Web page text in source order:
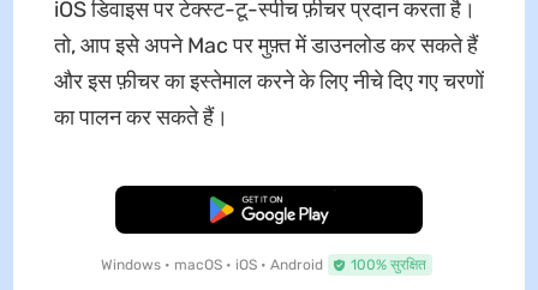
iOS डिवाइस पर टेक्स्ट-टू-स्पीच फ़ीचर प्रदान करता है।
तो, आप इसे अपने Mac पर मुफ़्त में डाउनलोड कर सकते हैं
और इस फ़ीचर का इस्तेमाल करने के लिए नीचे दिए गए चरणों
का पालन कर सकते हैं।
मुफ्त डाउनलोड
Windows • macOS • iOS • Android 100% सुरक्षित